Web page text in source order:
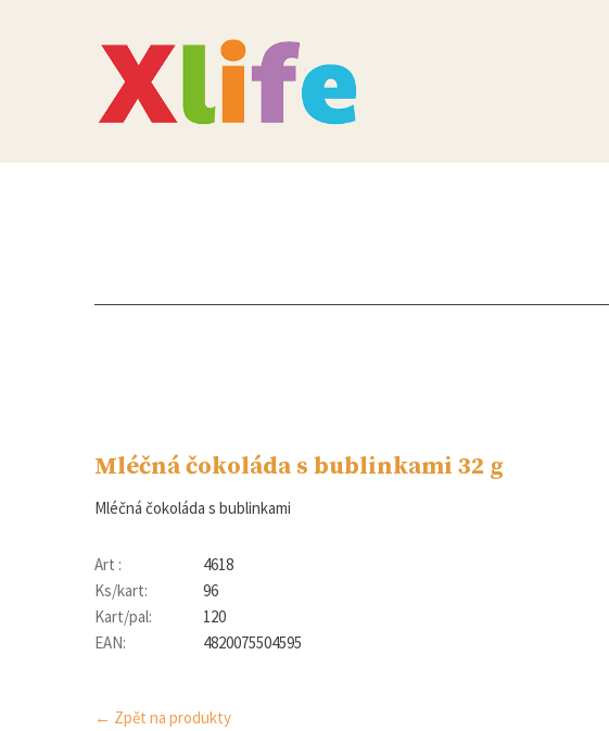
Mléčná čokoláda s bublinkami 32 g
Mléčná čokoláda s bublinkami
Art :
4618
Ks/kart:
96
Kart/pal:
120
EAN:
4820075504595
← Zpět na produkty